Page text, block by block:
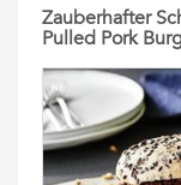
Zauberhafter
Pulled Pork